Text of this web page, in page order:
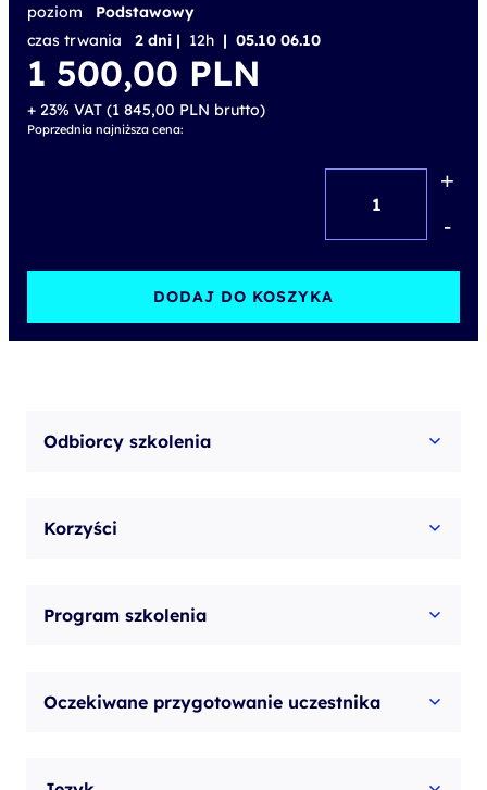
poziom
Podstawowy
czas trwania
2 dni | 12h | 05.10 06.10
1 500,00 PLN
+ 23% VAT (1 845,00 PLN brutto)
Poprzednia najniższa cena:
rozproszonymi
+
-
DODAJ DO KOSZYKA
Odbiorcy szkolenia
Korzyści
Program szkolenia
Oczekiwane przygotowanie uczestnika